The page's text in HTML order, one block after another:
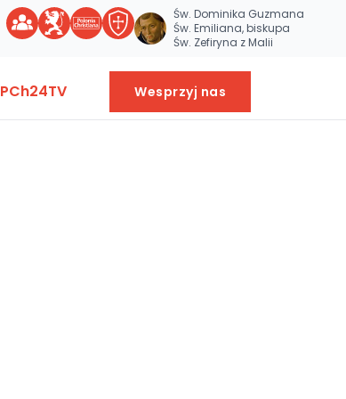
Św. Dominika Guzmana
Św. Emiliana, biskupa
Św. Zefiryna z Malii
PCh24TV Wesprzyj nas